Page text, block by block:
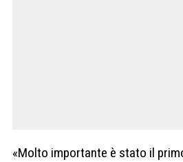
«Molto importante è stato il